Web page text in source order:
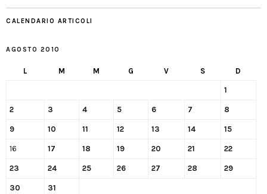
CALENDARIO ARTICOLI
AGOSTO 2010
L M M G V S D
1
2 3 4 5 6 7 8
9 10 11 12 13 14 15
16 17 18 19 20 21 22
23 24 25 26 27 28 29
30 31